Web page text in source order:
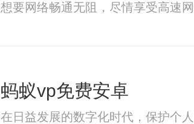
想要网络畅通无阻，尽情享受高速
蚂蚁vp免费安卓
在日益发展的数字化时代，保护个